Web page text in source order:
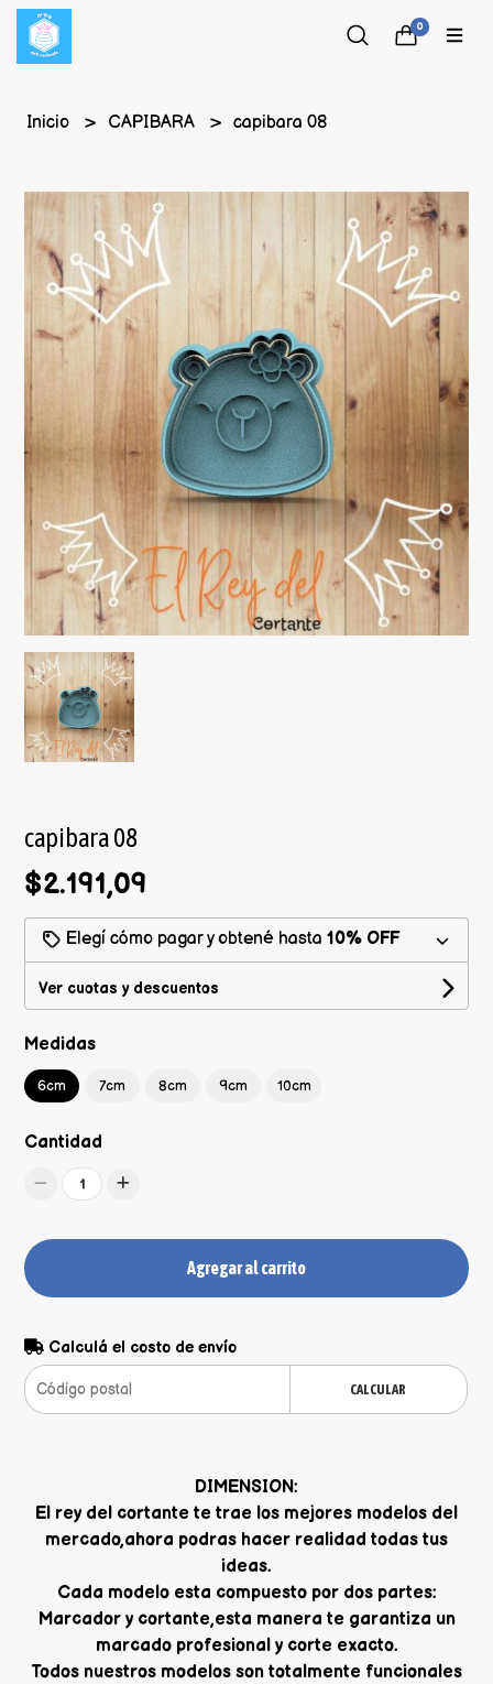
0
Inicio CAPIBARA capibara 08
capibara 08
$2.191,09
Elegí cómo pagar y obtené hasta10% OFF
Ver cuotas y descuentos
Medidas
6cm 7cm 8cm 9cm 10cm
Cantidad
1
Agregar al carrito
Calculá el costo de envío
CALCULAR
DIMENSION:
El rey del cortante te trae los mejores modelos del
mercado,ahora podras hacer realidad todas tus
ideas.
Cada modelo esta compuesto por dos partes:
Marcador y cortante,esta manera te garantiza un
marcado profesional y corte exacto.
Todos nuestros modelos son totalmente funcionales